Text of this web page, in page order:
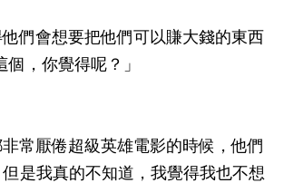
們會想要把他們可以賺大錢的東西
，你覺得呢？」
常厭倦超級英雄電影的時候，他們
是我真的不知道，我覺得我也不想